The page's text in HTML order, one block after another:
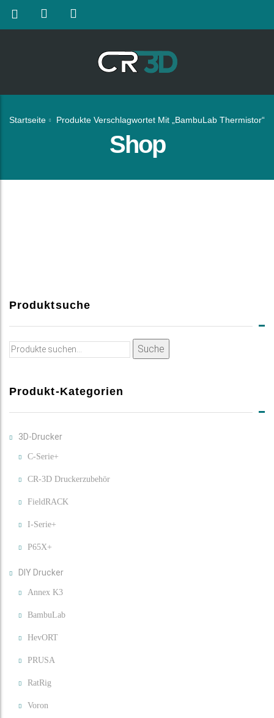
Startseite Produkte Verschlagwortet Mit „BambuLab Thermistor“
Shop
Produktsuche
Suche
Suche
Produkt-Kategorien
3D-Drucker
C-Serie+
CR-3D Druckerzubehör
FieldRACK
I-Serie+
P65X+
DIY Drucker
Annex K3
BambuLab
HevORT
PRUSA
RatRig
Voron